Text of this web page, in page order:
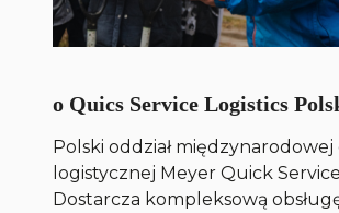
o Quics Service Logistics
Polski oddział
logistycznej Meyer Quick
Dostarcza kompleksową